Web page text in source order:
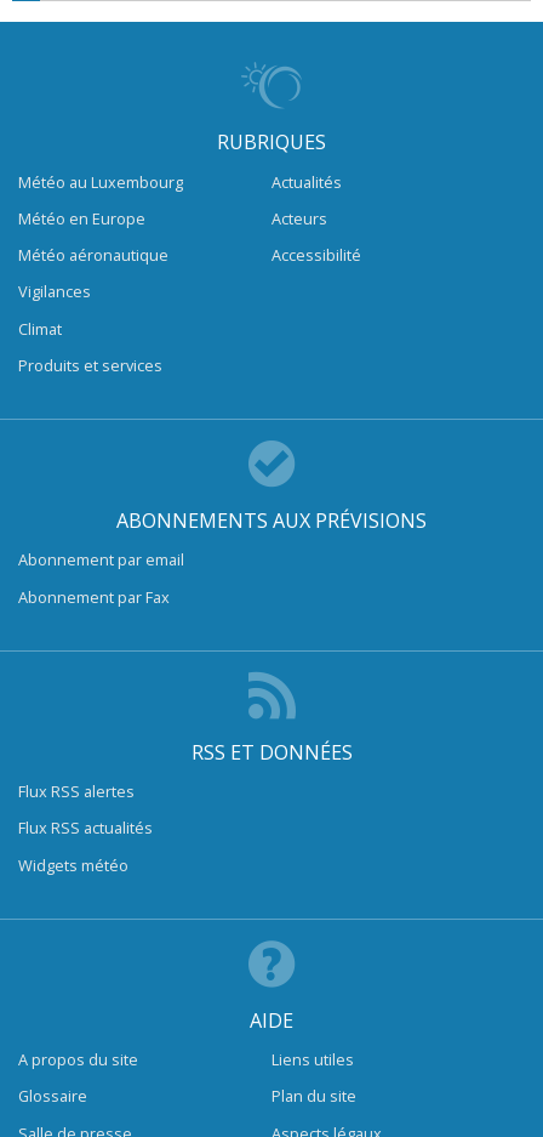
RUBRIQUES
Météo au Luxembourg
Météo en Europe
Météo aéronautique
Vigilances
Climat
Produits et services
Actualités
Acteurs
Accessibilité
ABONNEMENTS AUX PRÉVISIONS
Abonnement par email
Abonnement par Fax
RSS ET DONNÉES
Flux RSS alertes
Flux RSS actualités
Widgets météo
AIDE
A propos du site
Glossaire
Liens utiles
Plan du site